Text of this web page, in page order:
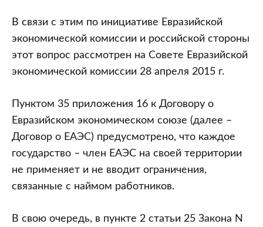
В связи с этим по инициативе Евразийской
экономической комиссии и российской стороны
этот вопрос рассмотрен на Совете Евразийской
экономической комиссии 28 апреля 2015 г.
Пунктом 35 приложения 16 к Договору о
Евразийском экономическом союзе (далее –
Договор о ЕАЭС) предусмотрено, что каждое
государство – член ЕАЭС на своей территории
не применяет и не вводит ограничения,
связанные с наймом работников.
В свою очередь, в пункте 2 статьи 25 Закона N